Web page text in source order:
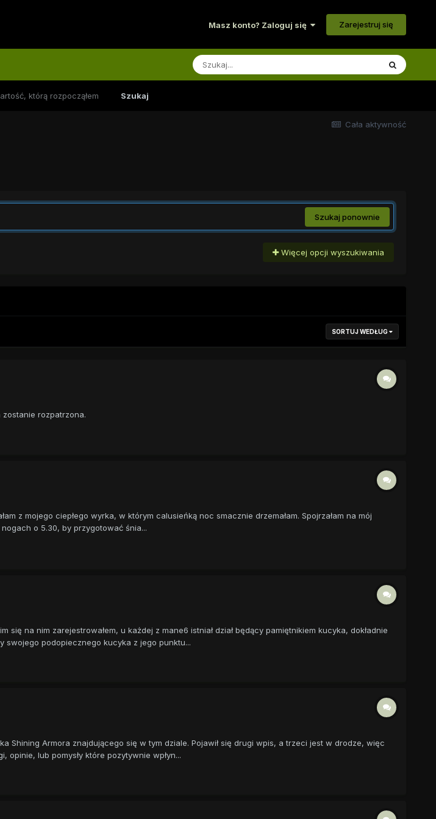
Masz konto? Zaloguj się Zarejestruj się
którą rozpocząłem Szukaj
Cała aktywność
Szukaj ponownie
Więcej opcji wyszukiwania
SORTUJ WEDŁUG
zostanie rozpatrzona.
z mojego ciepłego wyrka, w którym calusieńką noc smacznie drzemałam. Spojrzałam na mój
o 5.30, by przygotować śnia...
na nim zarejestrowałem, u każdej z mane6 istniał dział będący pamiętnikiem kucyka, dokładnie
swojego podopiecznego kucyka z jego punktu...
Shining Armora znajdującego się w tym dziale. Pojawił się drugi wpis, a trzeci jest w drodze, więc
lub pomysły które pozytywnie wpłyn...